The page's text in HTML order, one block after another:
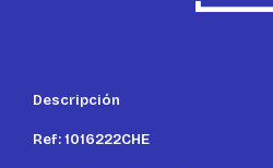
Descripción
Ref: 1016222CHE